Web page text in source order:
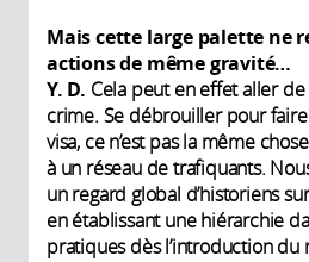
Mais cette large palette ne
actions de même gravité…
Y. D. Cela peut en effet aller de
crime. Se débrouiller pour
visa, ce n’est pas la même
à un réseau de trafiquants.
un regard global d’historiens
en établissant une hiérarchie
pratiques dès l’introduction du